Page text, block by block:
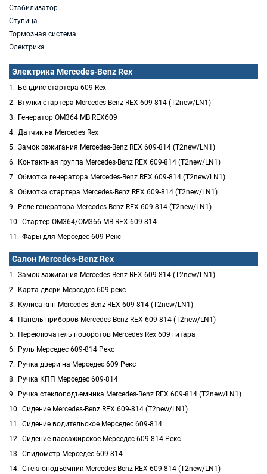
Стабилизатор
Ступица
Тормозная система
Электрика
Электрика Mercedes-Benz Rex
Бендикс стартера 609 Rex
Втулки стартера Mercedes-Benz REX 609-814 (T2new/LN1)
Генератор ОМ364 MB REX609
Датчик на Mercedes Rex
Замок зажигания Mercedes-Benz REX 609-814 (T2new/LN1)
Контактная группа Mercedes-Benz REX 609-814 (T2new/LN1)
Обмотка генератора Mercedes-Benz REX 609-814 (T2new/LN1)
Обмотка стартера Mercedes-Benz REX 609-814 (T2new/LN1)
Реле генератора Mercedes-Benz REX 609-814 (T2new/LN1)
Стартер ОМ364/OM366 MB REX 609-814
Фары для Мерседес 609 Рекс
Салон Mercedes-Benz Rex
Замок зажигания Mercedes-Benz REX 609-814 (T2new/LN1)
Карта двери Мерседес 609 рекс
Кулиса кпп Mercedes-Benz REX 609-814 (T2new/LN1)
Панель приборов Mercedes-Benz REX 609-814 (T2new/LN1)
Переключатель поворотов Mercedes Rex 609 гитара
Руль Мерседес 609-814 Рекс
Ручка двери на Мерседес 609 Рекс
Ручка КПП Мерседес 609-814
Ручка стеклоподъемника Mercedes-Benz REX 609-814 (T2new/LN1)
Сидение Mercedes-Benz REX 609-814 (T2new/LN1)
Сидение водительское Мерседес 609-814
Сидение пассажирское Мерседес 609-814 Рекс
Спидометр Мерседес 609-814
Стеклоподъемник Mercedes-Benz REX 609-814 (T2new/LN1)